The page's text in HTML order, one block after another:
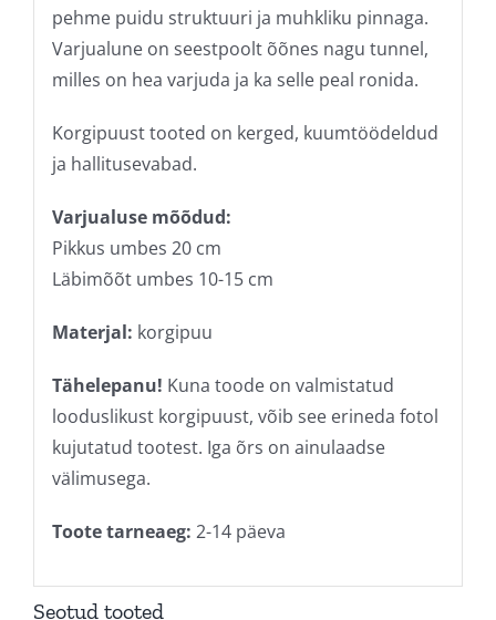
pehme puidu struktuuri ja muhkliku pinnaga.
Varjualune on seestpoolt õõnes nagu tunnel,
milles on hea varjuda ja ka selle peal ronida.
Korgipuust tooted on kerged, kuumtöödeldud
ja hallitusevabad.
Varjualuse mõõdud:
Pikkus umbes 20 cm
Läbimõõt umbes 10-15 cm
Materjal: korgipuu
Tähelepanu! Kuna toode on valmistatud
looduslikust korgipuust, võib see erineda fotol
kujutatud tootest. Iga õrs on ainulaadse
välimusega.
Toote tarneaeg: 2-14 päeva
Seotud tooted